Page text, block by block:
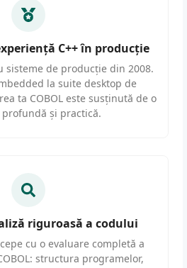
C++ în producție
sisteme de producție din 2008.
la suite desktop de
ta COBOL este susținută de o
și practică.
riguroasă a codului
cu o evaluare completă a
structura programelor,